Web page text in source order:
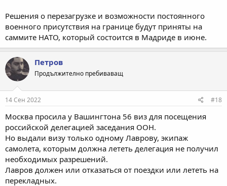
Решения о перезагрузке и возможности постоянного
военного присутствия на границе будут приняты на
саммите НАТО, который состоится в Мадриде в июне.
Петров
Продължително пребиваващ
14 Сен 2022 #18
Москва просила у Вашингтона 56 виз для посещения
российской делегацией заседания ООН.
Но выдали визу только одному Лаврову, экипаж
самолета, которым должна лететь делегация не получил
необходимых разрешений.
Лавров должен или отказаться от поездки или лететь на
перекладных.